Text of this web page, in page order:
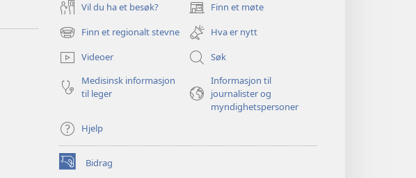
Vil du ha et besøk? Finn et møte
(åpner
nytt
vindu)
Finn et regionalt stevne
(åpner
nytt
vindu)
Hva er nytt
Videoer
Søk
Medisinsk informasjon
til leger
Informasjon til
journalister og
myndighetspersoner
Hjelp
Bidrag
(åpner